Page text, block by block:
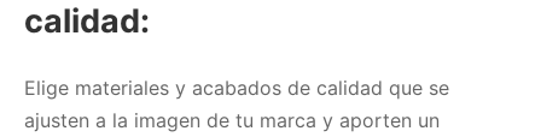
calidad:
Elige materiales y acabados de calidad que se
ajusten a la imagen de tu marca y aporten un